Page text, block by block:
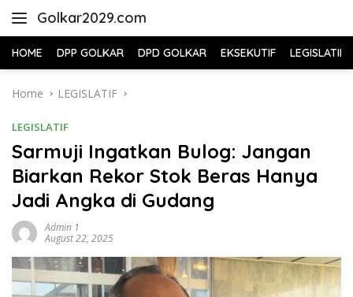
Golkar2029.com
HOME DPP GOLKAR DPD GOLKAR EKSEKUTIF LEGISLATIF
Home LEGISLATIF
LEGISLATIF
Sarmuji Ingatkan Bulog: Jangan
Biarkan Rekor Stok Beras Hanya
Jadi Angka di Gudang
Admin 1
August 22, 2025